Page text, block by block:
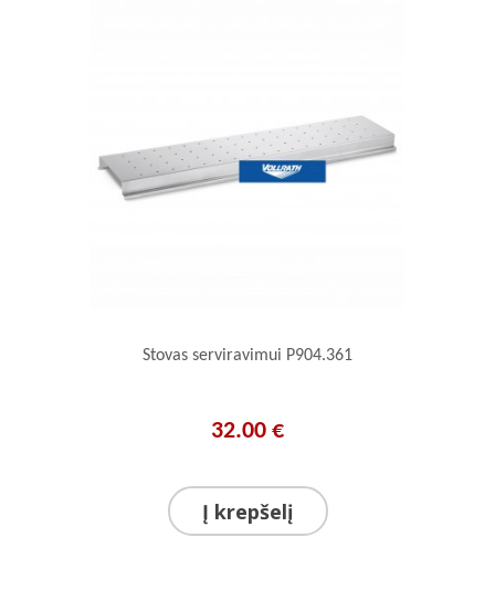
Stovas serviravimui P904.361
32.00 €
Į krepšelį